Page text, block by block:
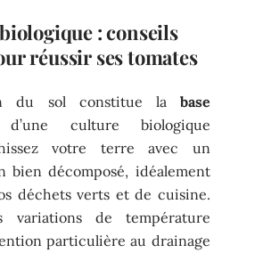
: conseils
réussir ses tomates
du sol constitue la base
culture biologique
votre terre avec un
bien décomposé, idéalement
déchets verts et de cuisine.
variations de température
particulière au drainage